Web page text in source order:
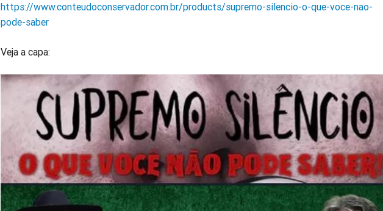
https://www.conteudoconservador.com.br/products/supremo-silencio-o-que-voce-nao-
pode-saber
Veja a capa: